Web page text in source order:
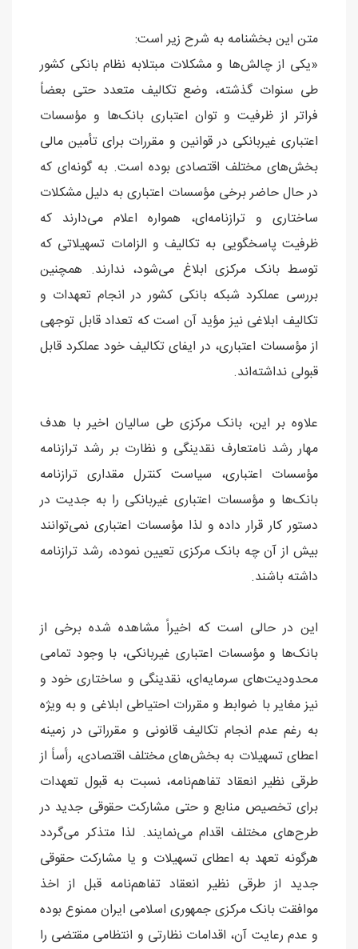
متن این بخشنامه به شرح زیر است:
«یکی از چالش‌ها و مشکلات مبتلابه نظام بانکی کشور
طی سنوات گذشته، وضع تکالیف متعدد حتی بعضاً
فراتر از ظرفیت و توان اعتباری بانک‌ها و مؤسسات
اعتباری غیربانکی در قوانین و مقررات برای تأمین مالی
بخش‌های مختلف اقتصادی بوده است. به گونه‌ای که
در حال حاضر برخی مؤسسات اعتباری به دلیل مشکلات
ساختاری و ترازنامه‌ای، همواره اعلام می‌دارند که
ظرفیت پاسخگویی به تکالیف و الزامات تسهیلاتی که
توسط بانک مرکزی ابلاغ می‌شود، ندارند. همچنین
بررسی عملکرد شبکه بانکی کشور در انجام تعهدات و
تکالیف ابلاغی نیز مؤید آن است که تعداد قابل توجهی
از مؤسسات اعتباری، در ایفای تکالیف خود عملکرد قابل
قبولی نداشته‌اند.
علاوه بر این، بانک مرکزی طی سالیان اخیر با هدف
مهار رشد نامتعارف نقدینگی و نظارت بر رشد ترازنامه
مؤسسات اعتباری، سیاست کنترل مقداری ترازنامه
بانک‌ها و مؤسسات اعتباری غیربانکی را به جدیت در
دستور کار قرار داده و لذا مؤسسات اعتباری نمی‌توانند
بیش از آن چه بانک مرکزی تعیین نموده، رشد ترازنامه
داشته باشند.
این در حالی است که اخیراً مشاهده شده برخی از
بانک‌ها و مؤسسات اعتباری غیربانکی، با وجود تمامی
محدودیت‌های سرمایه‌ای، نقدینگی و ساختاری خود و
نیز مغایر با ضوابط و مقررات احتیاطی ابلاغی و به ویژه
به رغم عدم انجام تکالیف قانونی و مقرراتی در زمینه
اعطای تسهیلات به بخش‌های مختلف اقتصادی، رأساً از
طرقی نظیر انعقاد تفاهم‌نامه، نسبت به قبول تعهدات
برای تخصیص منابع و حتی مشارکت حقوقی جدید در
طرح‌های مختلف اقدام می‌نمایند. لذا متذکر می‌گردد
هرگونه تعهد به اعطای تسهیلات و یا مشارکت حقوقی
جدید از طرقی نظير انعقاد تفاهم‌نامه‌ قبل از اخذ
موافقت بانک مرکزی جمهوری اسلامی ایران ممنوع بوده
و عدم رعایت آن، اقدامات نظارتی و انتظامی مقتضی را